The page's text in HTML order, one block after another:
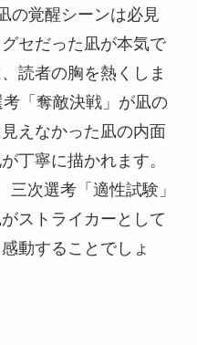
の覚醒シーンは必見
セだった凪が本気で
読者の胸を熱くしま
「奪敵決戦」が凪の
えなかった凪の内面
丁寧に描かれます。
次選考「適性試験」
ストライカーとして
動することでしょ